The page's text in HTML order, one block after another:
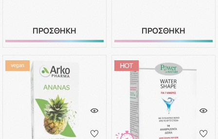
ΠΡΟΣΘΗΚΗ ΠΡΟΣΘΗΚΗ